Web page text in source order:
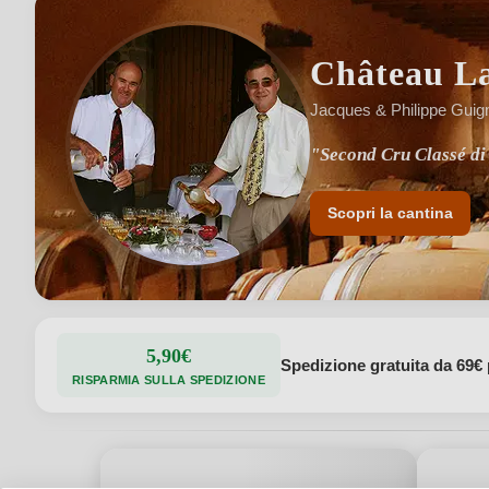
Château
Jacques & Philippe
"Second Cru Classé
"Tradizione storica e
Scopri la cantina
5,90€
RISPARMIA SULLA SPEDIZIONE
Spedizione gratuita da 69€